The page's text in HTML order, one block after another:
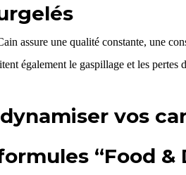
assure une qualité constante, une
également le gaspillage et les
vos
“Food